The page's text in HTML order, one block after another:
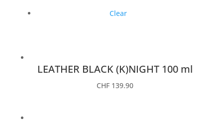
Clear
LEATHER BLACK (K)NIGHT 100 ml
CHF139.90